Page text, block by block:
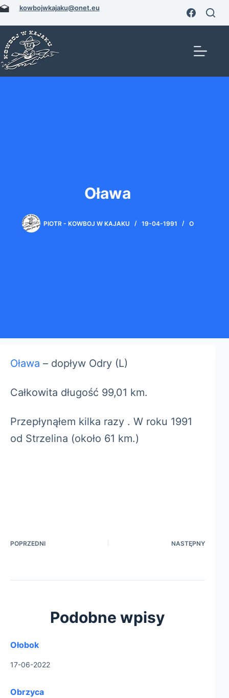
Przejdź
treści
kowbojwkajaku@onet.eu
Oława
PIOTR - KOWBOJ W KAJAKU 19-04-1991 O
Oława – dopływ Odry (L)
Całkowita długość 99,01 km.
Przepłynąłem kilka razy . W roku 1991
od Strzelina (około 61 km.)
POPRZEDNI NASTĘPNY
Podobne wpisy
Ołobok
17-06-2022
Obrzyca